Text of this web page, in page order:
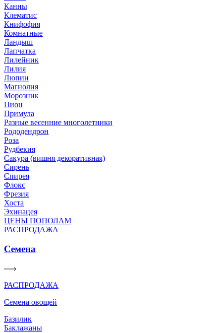
Канны
Клематис
Книфофия
Комнатные
Ландыш
Лапчатка
Лилейник
Лилия
Люпин
Магнолия
Морозник
Пион
Примула
Разные весенние многолетники
Рододендрон
Роза
Рудбекия
Сакура (вишня декоративная)
Сирень
Спирея
Флокс
Фрезия
Хоста
Эхинацея
ЦЕНЫ ПОПОЛАМ
РАСПРОДАЖА
Семена
РАСПРОДАЖА
Семена овощей
Базилик
Баклажаны